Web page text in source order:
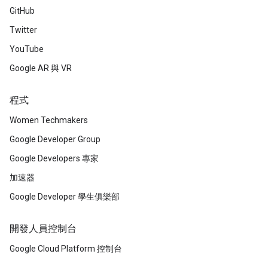
GitHub
Twitter
YouTube
Google AR 與 VR
程式
Women Techmakers
Google Developer Group
Google Developers 專家
加速器
Google Developer 學生俱樂部
開發人員控制台
Google Cloud Platform 控制台